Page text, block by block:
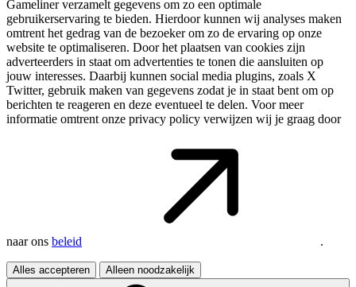
Gameliner verzamelt gegevens om zo een optimale
gebruikerservaring te bieden. Hierdoor kunnen wij analyses maken
omtrent het gedrag van de bezoeker om zo de ervaring op onze
website te optimaliseren. Door het plaatsen van cookies zijn
adverteerders in staat om advertenties te tonen die aansluiten op
jouw interesses. Daarbij kunnen social media plugins, zoals X
Twitter, gebruik maken van gegevens zodat je in staat bent om op
berichten te reageren en deze eventueel te delen. Voor meer
informatie omtrent onze privacy policy verwijzen wij je graag door
naar ons beleid .
Alles accepteren Alleen noodzakelijk